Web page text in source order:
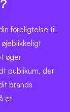
?
forpligtelse til
øger
publikum, der
brands
et